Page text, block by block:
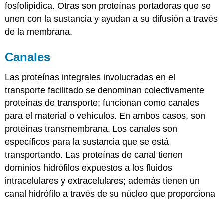
fosfolipídica. Otras son proteínas portadoras que se
unen con la sustancia y ayudan a su difusión a través
de la membrana.
Canales
Las proteínas integrales involucradas en el
transporte facilitado se denominan colectivamente
proteínas de transporte; funcionan como canales
para el material o vehículos. En ambos casos, son
proteínas transmembrana. Los canales son
específicos para la sustancia que se está
transportando. Las proteínas de canal tienen
dominios hidrófilos expuestos a los fluidos
intracelulares y extracelulares; además tienen un
canal hidrófilo a través de su núcleo que proporciona